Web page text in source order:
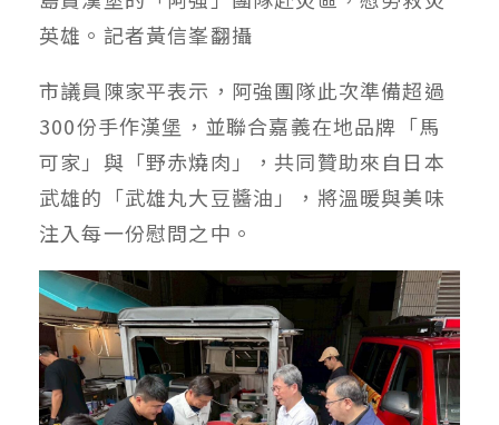
英雄。記者黃信峯翻攝
市議員陳家平表示，阿強團隊此次準備超過
300份手作漢堡，並聯合嘉義在地品牌「馬
可家」與「野赤燒肉」，共同贊助來自日本
武雄的「武雄丸大豆醬油」，將溫暖與美味
注入每一份慰問之中。